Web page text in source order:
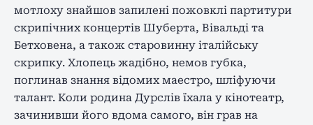
мотлоху знайшов запилені пожовклі партитури
скрипічних концертів Шуберта, Вівальді та
Бетховена, а також старовинну італійську
скрипку. Хлопець жадібно, немов губка,
поглинав знання відомих маестро, шліфуючи
талант. Коли родина Дурслів їхала у кінотеатр,
зачинивши його вдома самого, він грав на